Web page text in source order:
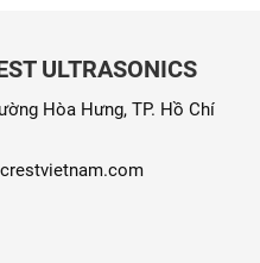
ULTRASONICS
Hòa Hưng, TP. Hồ Chí